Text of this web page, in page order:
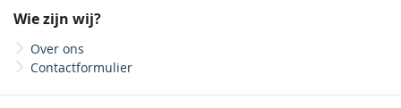
nieuwsbrief
Wie zijn wij?
Over ons
Contactformulier